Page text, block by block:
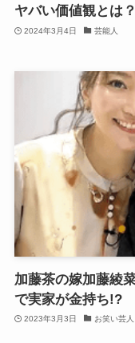
ヤバい価値観とは？
2024年3月4日 芸能人
加藤茶の嫁加藤綾
で実家が金持ち!?
2023年3月3日 お笑い芸人